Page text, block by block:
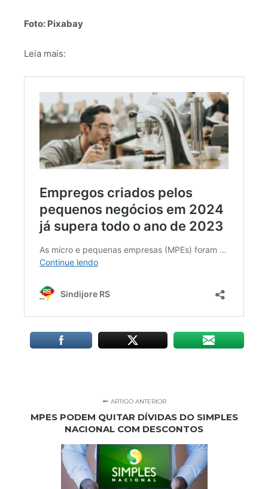
Foto: Pixabay
Leia mais:
ARTIGO ANTERIOR
MPES PODEM QUITAR DÍVIDAS DO SIMPLES
NACIONAL COM DESCONTOS